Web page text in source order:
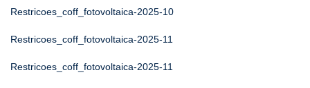
Restricoes_coff_fotovoltaica-2025-10
Restricoes_coff_fotovoltaica-2025-11
Restricoes_coff_fotovoltaica-2025-11